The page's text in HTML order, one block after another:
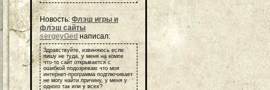
Новость: Флэш игры и
флэш сайты
sergeyGed написал:
Здравствуйте, извиняюсь если
пишу не туда, у меня на компе
что-то сайт открывается с
ошибкой подозреваю что моя
интернет-программа подглючивает
не могу найти причину, у меня у
одного так или у всех?